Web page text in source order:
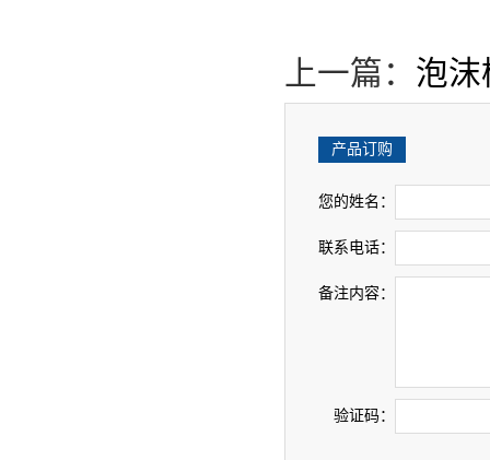
上一篇： 泡沫
产品订购
您的姓名：
联系电话：
备注内容：
验证码：